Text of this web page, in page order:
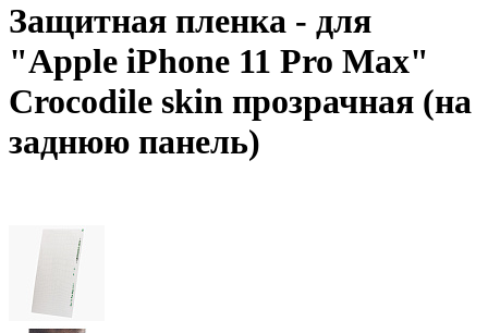
Защитная пленка - для
"Apple iPhone 11 Pro Max"
Crocodile skin прозрачная (на
заднюю панель)